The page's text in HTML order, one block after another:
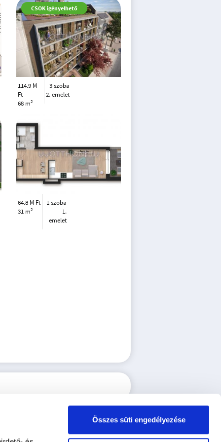
Összes süti engedélyezése
CSOK igényelhető
114.9 M
Ft
68 m2
3 szoba
2. emelet
64.8 M Ft
31 m2
1 szoba
1.
emelet